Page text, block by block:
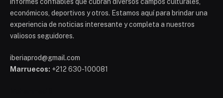
informes confiables que cubran diversos campos culturales,
económicos, deportivos y otros. Estamos aquí para brindar una
experiencia de noticias interesante y completa a nuestros
valiosos seguidores.
iberiaprod@gmail.com
Marruecos: +212 630-100081